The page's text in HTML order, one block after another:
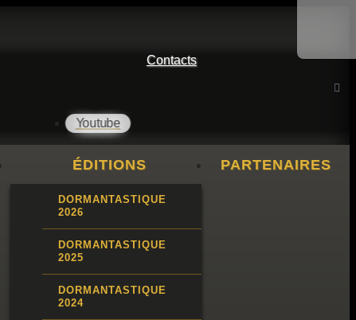
Contacts
ÉDITIONS
DORMANTASTIQUE
2026
DORMANTASTIQUE
2025
DORMANTASTIQUE
2024
PARTENAIRES